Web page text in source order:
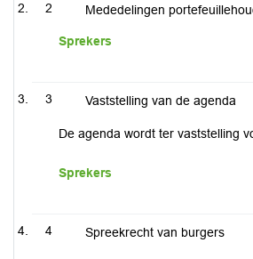
2 Mededelingen
Sprekers
3 Vaststelling van de agenda
De agenda wordt ter vaststelling
Sprekers
4 Spreekrecht van burgers